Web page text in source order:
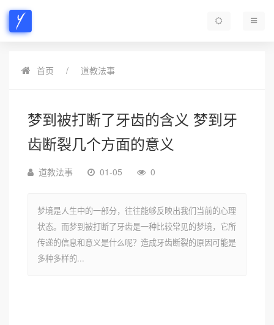
首页 道教法事
梦到被打断了牙齿的含义 梦到牙
齿断裂几个方面的意义
道教法事 01-05 0
梦境是人生中的一部分，往往能够反映出我们当前的心理
状态。而梦到被打断了牙齿是一种比较常见的梦境，它所
传递的信息和意义是什么呢？造成牙齿断裂的原因可能是
多种多样的...